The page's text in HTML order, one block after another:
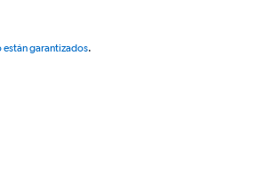
están garantizados.